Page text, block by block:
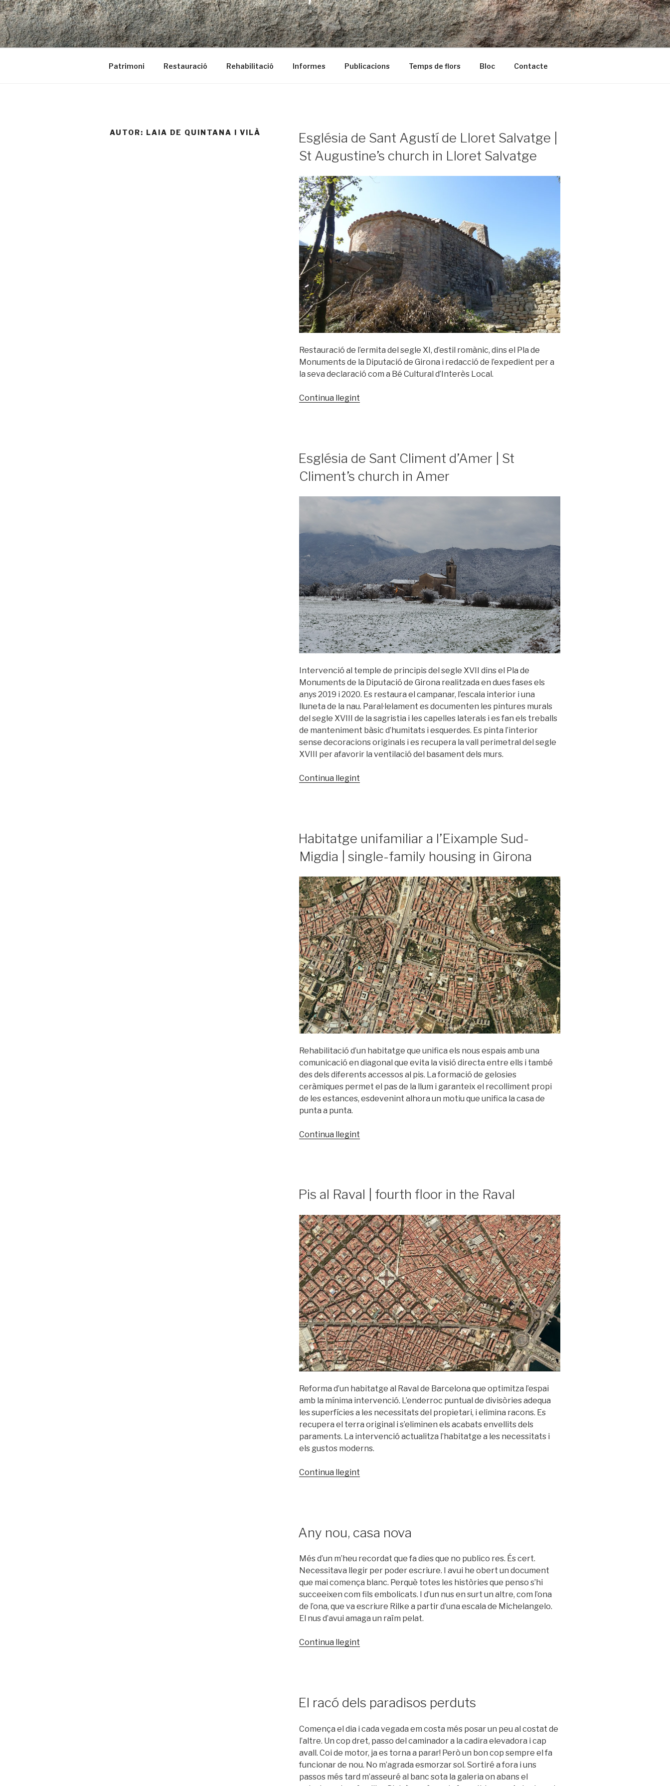
Vés
al
contingut
LAR | arquitectura i rehabilitació
Patrimoni Restauració Rehabilitació Informes Publicacions Temps de flors Bloc Contacte
AUTOR: LAIA DE QUINTANA I VILÀ
PUBLICAT
A
Església de Sant Agustí de Lloret Salvatge |
St Augustine’s church in Lloret Salvatge
Restauració de l’ermita del segle XI, d’estil romànic, dins el Pla de
Monuments de la Diputació de Girona i redacció de l’expedient per a
la seva declaració com a Bé Cultural d’Interès Local.
Continua llegint«Església
Lloret
Salvatge
|
Augustine’s
Lloret
Salvatge»
PUBLICAT
A
Església de Sant Climent d’Amer | St
Climent’s church in Amer
Intervenció al temple de principis del segle XVII dins el Pla de
Monuments de la Diputació de Girona realitzada en dues fases els
anys 2019 i 2020. Es restaura el campanar, l’escala interior i una
lluneta de la nau. Paral·lelament es documenten les pintures murals
del segle XVIII de la sagristia i les capelles laterals i es fan els treballs
de manteniment bàsic d’humitats i esquerdes. Es pinta l’interior
sense decoracions originals i es recupera la vall perimetral del segle
XVIII per afavorir la ventilació del basament dels murs.
Continua llegint«Església
|
Climent’s
in
Amer»
A
Habitatge unifamiliar a l’Eixample Sud-
Migdia | single-family housing in Girona
Rehabilitació d’un habitatge que unifica els nous espais amb una
comunicació en diagonal que evita la visió directa entre ells i també
des dels diferents accessos al pis. La formació de gelosies
ceràmiques permet el pas de la llum i garanteix el recolliment propi
de les estances, esdevenint alhora un motiu que unifica la casa de
punta a punta.
Continua llegint«Habitatge
Migdia
single-
family
housing
in
Girona»
A
Pis al Raval | fourth floor in the Raval
Reforma d’un habitatge al Raval de Barcelona que optimitza l’espai
amb la mínima intervenció. L’enderroc puntual de divisòries adequa
les superfícies a les necessitats del propietari, i elimina racons. Es
recupera el terra original i s’eliminen els acabats envellits dels
paraments. La intervenció actualitza l’habitatge a les necessitats i
els gustos moderns.
Continua llegint«Pis
floor
the
Raval»
A
Any nou, casa nova
Més d’un m’heu recordat que fa dies que no publico res. És cert.
Necessitava llegir per poder escriure. I avui he obert un document
que mai comença blanc. Perquè totes les històries que penso s’hi
succeeixen com fils embolicats. I d’un nus en surt un altre, com l’ona
de l’ona, que va escriure Rilke a partir d’una escala de Michelangelo.
El nus d’avui amaga un raïm pelat.
Continua llegint«Any
PUBLICAT
A
El racó dels paradisos perduts
Comença el dia i cada vegada em costa més posar un peu al costat de
l’altre. Un cop dret, passo del caminador a la cadira elevadora i cap
avall. Coi de motor, ja es torna a parar! Però un bon cop sempre el fa
funcionar de nou. No m’agrada esmorzar sol. Sortiré a fora i uns
passos més tard m’asseuré al banc sota la galeria on abans el